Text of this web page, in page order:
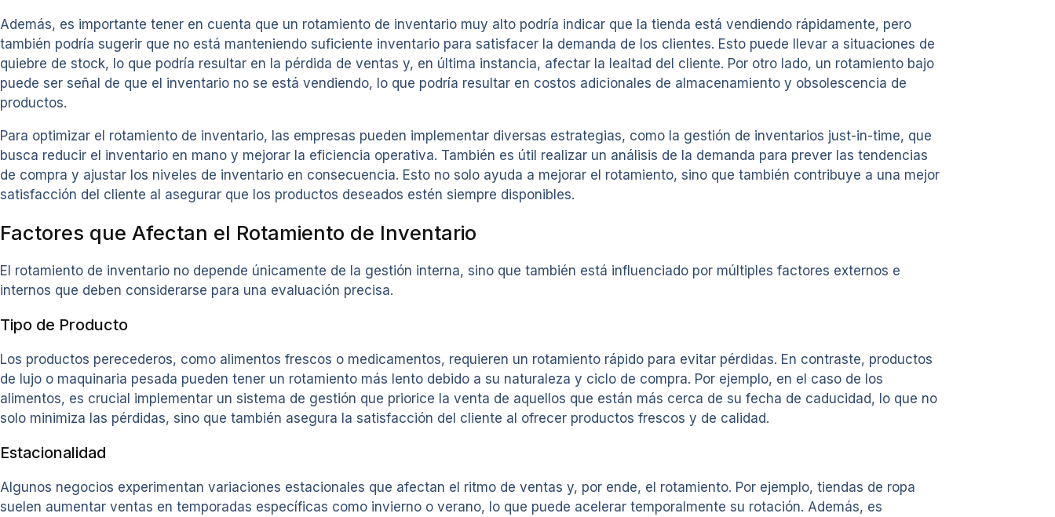
Además, es importante tener en cuenta que un rotamiento de inventario muy alto podría indicar que la tienda está vendiendo rápidamente, pero
también podría sugerir que no está manteniendo suficiente inventario para satisfacer la demanda de los clientes. Esto puede llevar a situaciones de
quiebre de stock, lo que podría resultar en la pérdida de ventas y, en última instancia, afectar la lealtad del cliente. Por otro lado, un rotamiento bajo
puede ser señal de que el inventario no se está vendiendo, lo que podría resultar en costos adicionales de almacenamiento y obsolescencia de
productos.
Para optimizar el rotamiento de inventario, las empresas pueden implementar diversas estrategias, como la gestión de inventarios just-in-time, que
busca reducir el inventario en mano y mejorar la eficiencia operativa. También es útil realizar un análisis de la demanda para prever las tendencias
de compra y ajustar los niveles de inventario en consecuencia. Esto no solo ayuda a mejorar el rotamiento, sino que también contribuye a una mejor
satisfacción del cliente al asegurar que los productos deseados estén siempre disponibles.
Factores que Afectan el Rotamiento de Inventario
El rotamiento de inventario no depende únicamente de la gestión interna, sino que también está influenciado por múltiples factores externos e
internos que deben considerarse para una evaluación precisa.
Tipo de Producto
Los productos perecederos, como alimentos frescos o medicamentos, requieren un rotamiento rápido para evitar pérdidas. En contraste, productos
de lujo o maquinaria pesada pueden tener un rotamiento más lento debido a su naturaleza y ciclo de compra. Por ejemplo, en el caso de los
alimentos, es crucial implementar un sistema de gestión que priorice la venta de aquellos que están más cerca de su fecha de caducidad, lo que no
solo minimiza las pérdidas, sino que también asegura la satisfacción del cliente al ofrecer productos frescos y de calidad.
Estacionalidad
Algunos negocios experimentan variaciones estacionales que afectan el ritmo de ventas y, por ende, el rotamiento. Por ejemplo, tiendas de ropa
suelen aumentar ventas en temporadas específicas como invierno o verano, lo que puede acelerar temporalmente su rotación. Además, es